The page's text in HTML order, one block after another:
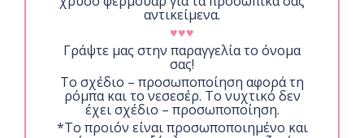
αντικείμενα.
♥♥♥
Γράψτε μας στην παραγγελία το όνομα
σας!
Το σχέδιο – προσωποποίηση αφορά τη
ρόμπα και το νεσεσέρ. Το νυχτικό δεν
έχει σχέδιο – προσωποποίηση.
*Το προιόν είναι προσωποποιημένο και